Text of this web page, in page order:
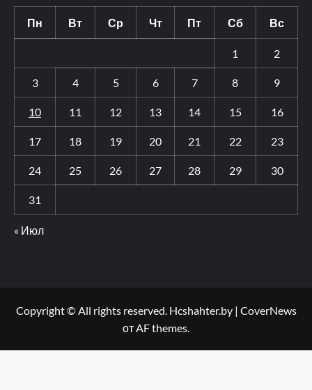
Пн Вт Ср Чт Пт Сб Вс
1 2
3 4 5 6 7 8 9
10 11 12 13 14 15 16
17 18 19 20 21 22 23
24 25 26 27 28 29 30
31
« Июл
Copyright © All rights reserved. Hcshahter.by | CoverNews
от AF themes.